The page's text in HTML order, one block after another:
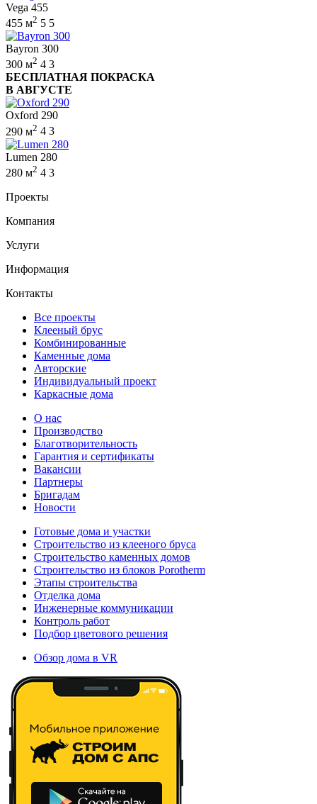
Vega 455
455 м2 5 5
Bayron 300
300 м2 4 3
БЕСПЛАТНАЯ ПОКРАСКА
В АВГУСТЕ
Oxford 290
290 м2 4 3
Lumen 280
280 м2 4 3
Проекты
Компания
Услуги
Информация
Контакты
Все проекты
Клееный брус
Комбинированные
Каменные дома
Авторские
Индивидуальный проект
Каркасные дома
О нас
Производство
Благотворительность
Гарантия и сертификаты
Вакансии
Партнеры
Бригадам
Новости
Готовые дома и участки
Строительство из клееного бруса
Строительство каменных домов
Строительство из блоков Porotherm
Этапы строительства
Отделка дома
Инженерные коммуникации
Контроль работ
Подбор цветового решения
Обзор дома в VR